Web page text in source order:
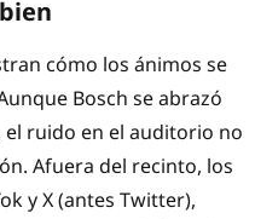
cómo los ánimos se
Bosch se abrazó
ruido en el auditorio no
Afuera del recinto, los
y X (antes Twitter),